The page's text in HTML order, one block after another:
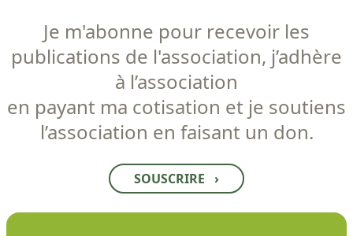
Je m'abonne pour recevoir les
publications de l'association, j’adhère
à l’association
en payant ma cotisation et je soutiens
l’association en faisant un don.
SOUSCRIRE ›